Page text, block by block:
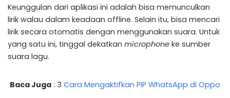
Keunggulan dari aplikasi ini adalah bisa memunculkan
lirik walau dalam keadaan offline. Selain itu, bisa mencari
lirik secara otomatis dengan menggunakan suara. Untuk
yang satu ini, tinggal dekatkan microphone ke sumber
suara lagu.
Baca Juga : 3 Cara Mengaktifkan PIP WhatsApp di Oppo